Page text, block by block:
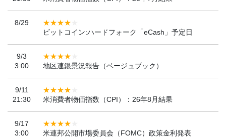
8/29
ビットコイン:ハードフォーク「eCash」予定日
9/3
3:00
地区連銀景況報告（ベージュブック）
9/11
21:30
米消費者物価指数（CPI）：26年8月結果
9/17
3:00
米連邦公開市場委員会（FOMC）政策金利発表